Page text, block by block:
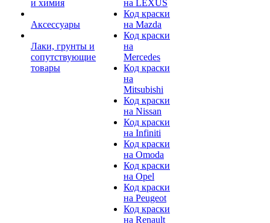
и химия
Аксессуары
Лаки, грунты и
сопутствующие
товары
на LEXUS
Код краски
на Mazda
Код краски
на
Mercedes
Код краски
на
Mitsubishi
Код краски
на Nissan
Код краски
на Infiniti
Код краски
на Omoda
Код краски
на Opel
Код краски
на Peugeot
Код краски
на Renault